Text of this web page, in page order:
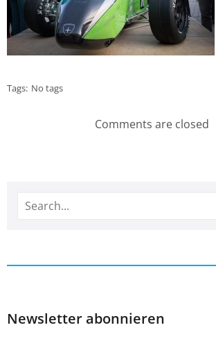
Tags: No tags
Comments are closed
Newsletter abonnieren